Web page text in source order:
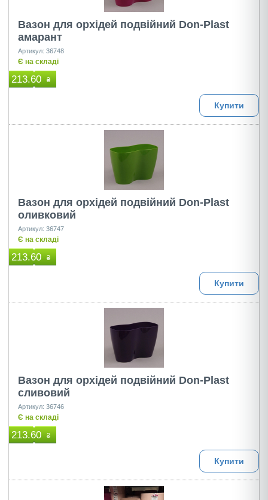
Вазон для орхідей подвійний Don-Plast
амарант
Артикул: 36748
Є на складі
213.60 ₴
Купити
Вазон для орхідей подвійний Don-Plast
оливковий
Артикул: 36747
Є на складі
213.60 ₴
Купити
Вазон для орхідей подвійний Don-Plast
сливовий
Артикул: 36746
Є на складі
213.60 ₴
Купити